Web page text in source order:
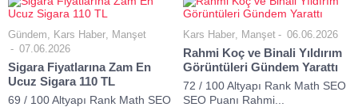
Gündem, Kars Haber, Manşet
07.06.2026
Sigara Fiyatlarına Zam En
Ucuz Sigara 110 TL
69 / 100 Altyapı Rank Math SEO
Kars Haber, Manşet 06.06.2026
Rahmi Koç ve Binali Yıldırım
Görüntüleri Gündem Yarattı
72 / 100 Altyapı Rank Math SEO
SEO Puanı Rahmi...